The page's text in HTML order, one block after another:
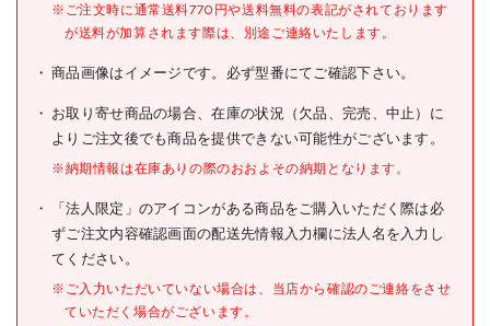
仕様
●最大吊上荷重(t):0.1
●巻上速度(m/min):100
(mm×m):4×119
●消費電力(W):937
●幅(mm):558
●奥行(mm):321
●高さ(mm):320
●操作コード(m):10
●専用ワイヤーロー
材質/仕上
※ご注文時に通常送料770円や送料無料の表記がされております
が送料が加算されます際は、別途ご連絡いたします。
商品画像はイメージです。必ず型番にてご確認下さい。
お取り寄せ商品の場合、在庫の状況（欠品、完売、中止）に
よりご注文後でも商品を提供できない可能性がございます。
※納期情報は在庫ありの際のおおよその納期となります。
「法人限定」のアイコンがある商品をご購入いただく際は必
ずご注文内容確認画面の配送先情報入力欄に法人名を入力し
てください。
※ご入力いただいていない場合は、当店から確認のご連絡をさせ
ていただく場合がございます。